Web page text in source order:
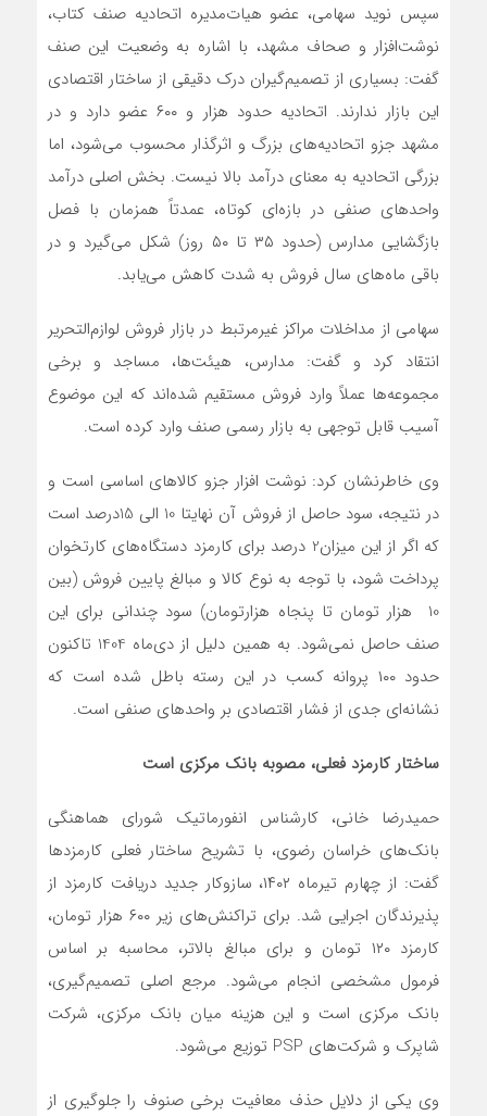
سپس نوید سهامی، عضو هیات‌مدیره اتحادیه صنف کتاب،
نوشت‌افزار و صحاف مشهد، با اشاره به وضعیت این صنف
گفت: بسیاری از تصمیم‌گیران درک دقیقی از ساختار اقتصادی
این بازار ندارند. اتحادیه حدود هزار و ۶۰۰ عضو دارد و در
مشهد جزو اتحادیه‌های بزرگ و اثرگذار محسوب می‌شود، اما
بزرگی اتحادیه به معنای درآمد بالا نیست. بخش اصلی درآمد
واحدهای صنفی در بازه‌ای کوتاه، عمدتاً همزمان با فصل
بازگشایی مدارس (حدود ۳۵ تا ۵۰ روز) شکل می‌گیرد و در
باقی ماه‌های سال فروش به شدت کاهش می‌یابد.
سهامی از مداخلات مراکز غیرمرتبط در بازار فروش لوازم‌التحریر
انتقاد کرد و گفت: مدارس، هیئت‌ها، مساجد و برخی
مجموعه‌ها عملاً وارد فروش مستقیم شده‌اند که این موضوع
آسیب قابل توجهی به بازار رسمی صنف وارد کرده است.
وی خاطرنشان کرد: نوشت افزار جزو کالاهای اساسی است و
در نتیجه، سود حاصل از فروش آن نهایتا 10 الی 15درصد است
که اگر از این میزان2 درصد برای کارمزد دستگاه‌های کارتخوان
پرداخت شود، با توجه به نوع کالا و مبالغ پایین فروش (بین
10 هزار تومان تا پنجاه هزارتومان) سود چندانی برای این
صنف حاصل نمی‌شود. به همین دلیل از دی‌ماه 1404 تاکنون
حدود ۱۰۰ پروانه کسب در این رسته باطل شده است که
نشانه‌ای جدی از فشار اقتصادی بر واحدهای صنفی است.
ساختار کارمزد فعلی، مصوبه بانک مرکزی است
حمیدرضا خانی، کارشناس انفورماتیک شورای هماهنگی
بانک‌های خراسان رضوی، با تشریح ساختار فعلی کارمزدها
گفت: از چهارم تیرماه ۱۴۰۲، سازوکار جدید دریافت کارمزد از
پذیرندگان اجرایی شد. برای تراکنش‌های زیر ۶۰۰ هزار تومان،
کارمزد ۱۲۰ تومان و برای مبالغ بالاتر، محاسبه بر اساس
فرمول مشخصی انجام می‌شود. مرجع اصلی تصمیم‌گیری،
بانک مرکزی است و این هزینه میان بانک مرکزی، شرکت
شاپرک و شرکت‌های PSP توزیع می‌شود.
وی یکی از دلایل حذف معافیت برخی صنوف را جلوگیری از